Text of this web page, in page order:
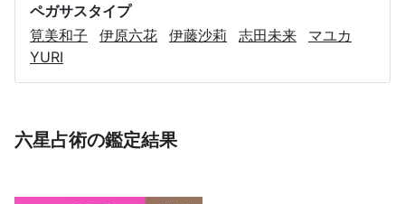
ペガサスタイプ
筧美和子
伊原六花 伊藤沙莉 志田未来
マユカ
YURI
六星占術の鑑定結果